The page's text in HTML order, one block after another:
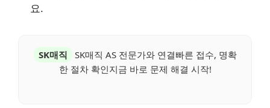
요.
SK매직
SK매직 AS 전문가와 연결빠른 접수, 명확
한 절차 확인지금 바로 문제 해결 시작!